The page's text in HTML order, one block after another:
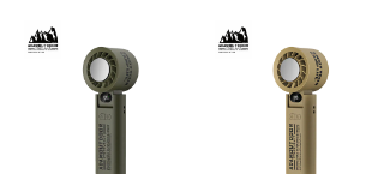
LINE Pay
Apple Pay